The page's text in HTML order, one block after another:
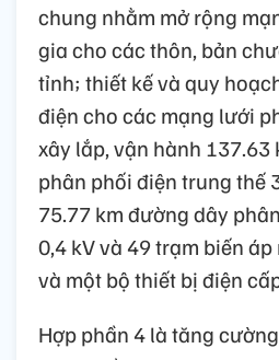
chung nhằm mở rộng
gia cho các thôn, bản
tỉnh; thiết kế và quy
điện cho các mạng lưới
xây lắp, vận hành 137.63
phân phối điện trung thế
75.77 km đường dây
0,4 kV và 49 trạm biến
và một bộ thiết bị điện
Hợp phần 4 là tăng